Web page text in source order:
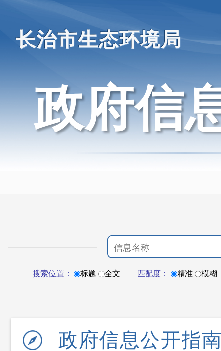
长治市生态环境局
政府信
搜索位置： 标题 全文 匹配度： 精准 模糊
政府信息公开指